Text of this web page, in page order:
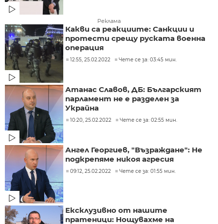
Реклама
Какви са реакциите: Санкции и
протести срещу руската военна
операция
12:55, 25.02.2022 Чете се за: 03:45 мин.
Атанас Славов, ДБ: Българският
парламент не е разделен за
Украйна
10:20, 25.02.2022 Чете се за: 02:55 мин.
Ангел Георгиев, "Възраждане": Не
подкрепяме никоя агресия
09:12, 25.02.2022 Чете се за: 01:55 мин.
Ексклузивно от нашите
пратеници: Нощувахме на